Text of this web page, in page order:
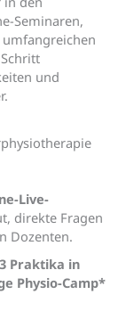
Seminaren,
und
Live-
direkte Fragen
Dozenten.
3 Praktika in
Physio-Camp*